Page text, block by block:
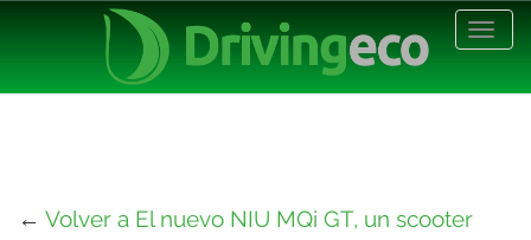
← Volver a El nuevo NIU MQi GT, un scooter